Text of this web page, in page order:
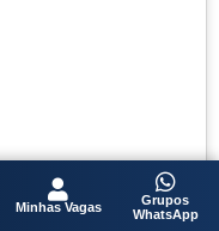
Minhas Vagas
Grupos
WhatsApp